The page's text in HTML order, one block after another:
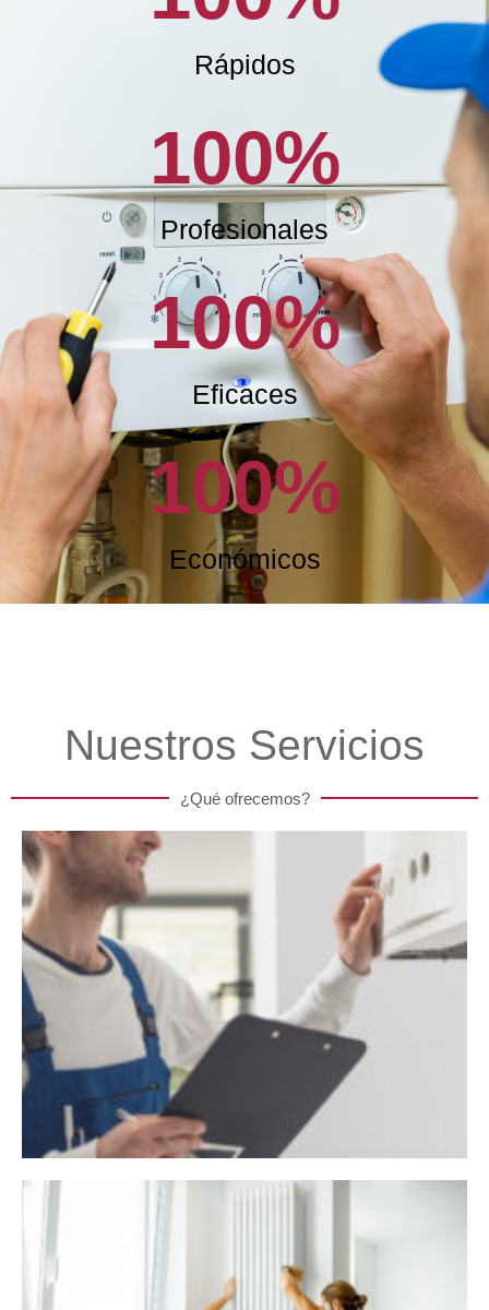
Rápidos
Profesionales
100%
Eficaces
100%
Económicos
100%
Nuestros Servicios
¿Qué ofrecemos?